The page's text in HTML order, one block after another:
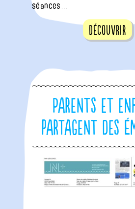
séances…
Découvrir
Parents et
partagent des